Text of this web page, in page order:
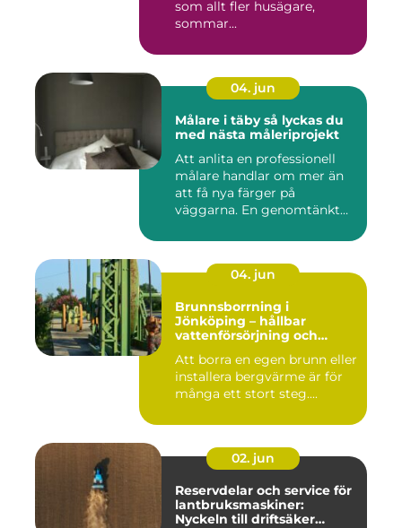
som allt fler husägare,
sommar...
04. jun
Målare i täby så lyckas du
med nästa måleriprojekt
Att anlita en professionell
målare handlar om mer än
att få nya färger på
väggarna. En genomtänkt
04. jun
Brunnsborrning i
Jönköping – hållbar
vattenförsörjning och
Att borra en egen brunn eller
installera bergvärme är för
många ett stort steg....
02. jun
Reservdelar och service för
lantbruksmaskiner:
Nyckeln till driftsäker